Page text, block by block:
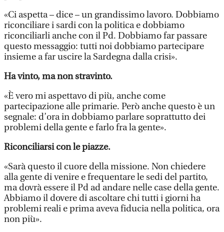
«Ci aspetta – dice – un grandissimo lavoro. Dobbiamo
riconciliare i sardi con la politica e dobbiamo
riconciliarli anche con il Pd. Dobbiamo far passare
questo messaggio: tutti noi dobbiamo partecipare
insieme a far uscire la Sardegna dalla crisi».
Ha vinto, ma non stravinto.
«È vero mi aspettavo di più, anche come
partecipazione alle primarie. Però anche questo è un
segnale: d’ora in dobbiamo parlare soprattutto dei
problemi della gente e farlo fra la gente».
Riconciliarsi con le piazze.
«Sarà questo il cuore della missione. Non chiedere
alla gente di venire e frequentare le sedi del partito,
ma dovrà essere il Pd ad andare nelle case della gente.
Abbiamo il dovere di ascoltare chi tutti i giorni ha
problemi reali e prima aveva fiducia nella politica, ora
non più».